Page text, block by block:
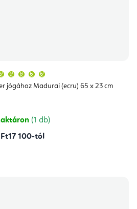
jógához Madurai (ecru) 65 x 23 cm
átlagos
értékelése
csillag.
(1 db)
Ft17 100-tól